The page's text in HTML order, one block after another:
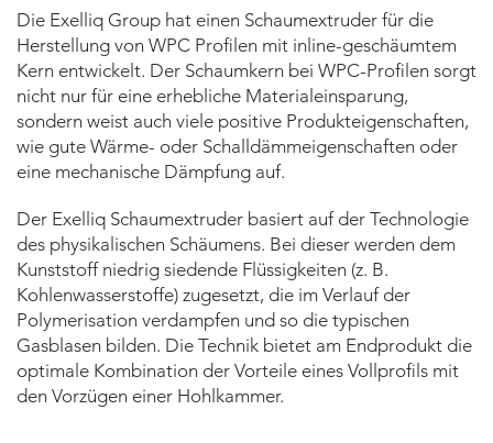
Die Exelliq Group hat einen Schaumextruder für die
Herstellung von WPC Profilen mit inline-geschäumtem
Kern entwickelt. Der Schaumkern bei WPC-Profilen sorgt
nicht nur für eine erhebliche Materialeinsparung,
sondern weist auch viele positive Produkteigenschaften,
wie gute Wärme- oder Schalldämmeigenschaften oder
eine mechanische Dämpfung auf.
Der Exelliq Schaumextruder basiert auf der Technologie
des physikalischen Schäumens. Bei dieser werden dem
Kunststoff niedrig siedende Flüssigkeiten (z. B.
Kohlenwasserstoffe) zugesetzt, die im Verlauf der
Polymerisation verdampfen und so die typischen
Gasblasen bilden. Die Technik bietet am Endprodukt die
optimale Kombination der Vorteile eines Vollprofils mit
den Vorzügen einer Hohlkammer.